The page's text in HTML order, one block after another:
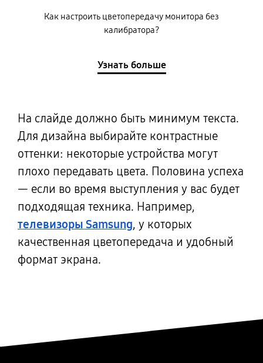
Как настроить цветопередачу монитора без
калибратора?
Узнать больше
На слайде должно быть минимум текста.
Для дизайна выбирайте контрастные
оттенки: некоторые устройства могут
плохо передавать цвета. Половина успеха
— если во время выступления у вас будет
подходящая техника. Например,
телевизоры Samsung, у которых
качественная цветопередача и удобный
формат экрана.